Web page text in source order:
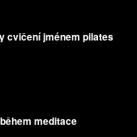
cvičení jménem pilates
meditace